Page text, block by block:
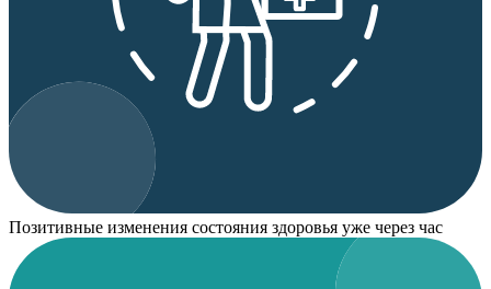
Позитивные изменения состояния здоровья уже через час